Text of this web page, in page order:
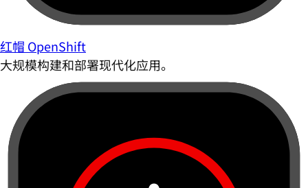
红帽 OpenShift
大规模构建和部署现代化应用。